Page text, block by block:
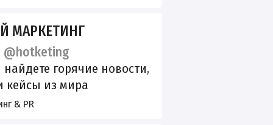
knd.gov.ru/license?
МАРКЕТИНГ
@hotketing
горячие новости,
кейсы из мира
полезные советы и
& PR